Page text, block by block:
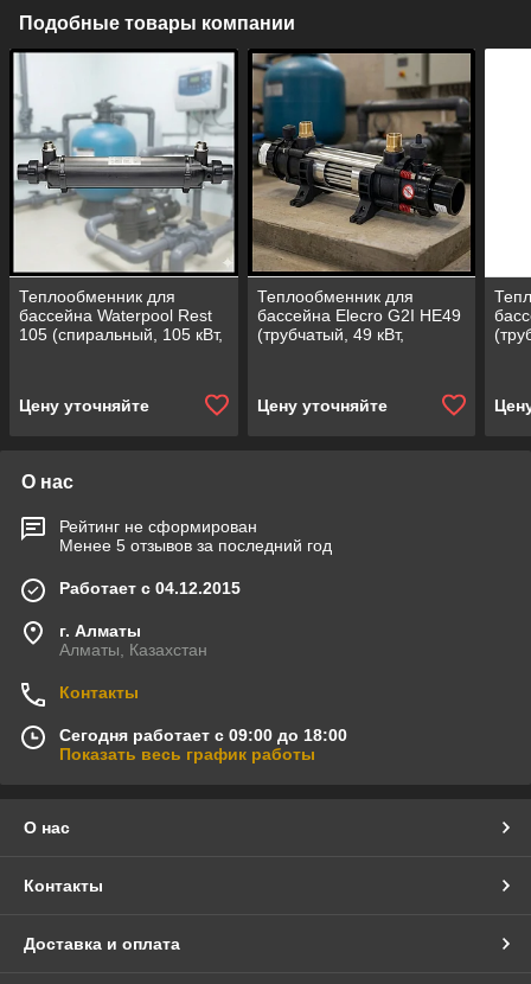
Подобные товары компании
Теплообменник для
бассейна Waterpool Rest
105 (спиральный, 105 кВт,
Цену уточняйте
Теплообменник для
бассейна Elecro G2I HE49
(трубчатый, 49 кВт,
Цену уточняйте
О нас
Рейтинг не сформирован
Менее 5 отзывов за последний год
Работает с 04.12.2015
г. Алматы
Алматы, Казахстан
Контакты
Сегодня работает с 09:00 до 18:00
Показать весь график работы
О нас
Контакты
Доставка и оплата